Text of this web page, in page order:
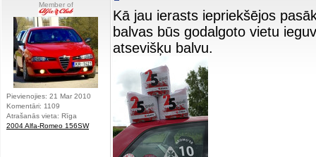
Member of
Pievienojies: 21 Mar 2010
Komentāri: 1109
Atrašanās vieta: Rīga
2004 Alfa-Romeo 156SW
Kā jau ierasts iepriekšējos
balvas būs godalgoto vietu
atsevišķu balvu.